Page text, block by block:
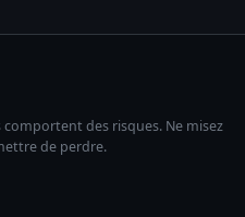
des risques. Ne misez
de perdre.